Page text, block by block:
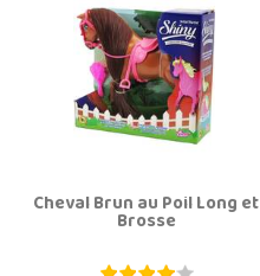
Cheval Brun au Poil Long et
Brosse